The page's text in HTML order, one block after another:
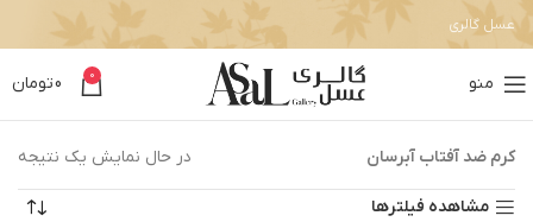
عسل گالری
منو 0
0تومان
کرم ضد آفتاب آبرسان در حال نمایش یک نتیجه
مشاهده فیلترها